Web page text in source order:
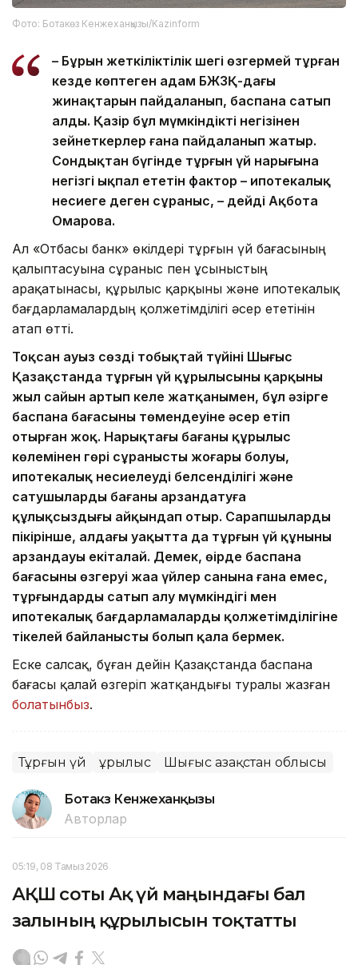
Фото: Ботакөз Кенжеханқызы/Kazinform
– Бұрын жеткіліктілік шегі өзгермей тұрған
кезде көптеген адам БЖЗҚ-дағы
жинақтарын пайдаланып, баспана сатып
алды. Қазір бұл мүмкіндікті негізінен
зейнеткерлер ғана пайдаланып жатыр.
Сондықтан бүгінде тұрғын үй нарығына
негізгі ықпал ететін фактор – ипотекалық
несиеге деген сұраныс, – дейді Ақбота
Омарова.
Ал «Отбасы банк» өкілдері тұрғын үй бағасының
қалыптасуына сұраныс пен ұсыныстың
арақатынасы, құрылыс қарқыны және ипотекалық
бағдарламалардың қолжетімділігі әсер ететінін
атап өтті.
Тоқсан ауыз сөздің тобықтай түйіні Шығыс
Қазақстанда тұрғын үй құрылысының қарқыны
жыл сайын артып келе жатқанымен, бұл әзірге
баспана бағасының төмендеуіне әсер етіп
отырған жоқ. Нарықтағы бағаны құрылыс
көлемінен гөрі сұраныстың жоғары болуы,
ипотекалық несиелеудің белсенділігі және
сатушылардың бағаны арзандатуға
құлықсыздығы айқындап отыр. Сарапшылардың
пікірінше, алдағы уақытта да тұрғын үй құнының
арзандауы екіталай. Демек, өңірде баспана
бағасының өзгеруі жаңа үйлер санына ғана емес,
тұрғындардың сатып алу мүмкіндігі мен
ипотекалық бағдарламалардың қолжетімділігіне
тікелей байланысты болып қала бермек.
Еске салсақ, бұған дейін Қазақстанда баспана
бағасы қалай өзгеріп жатқандығы туралы жазған
болатынбыз.
Тұрғын үй Құрылыс Шығыс Қазақстан облысы
Ботакөз Кенжеханқызы
Авторлар
05:19, 08 Тамыз 2026
АҚШ соты Ақ үй маңындағы бал
залының құрылысын тоқтатты